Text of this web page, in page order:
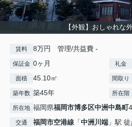
【外観】おしゃれな
賃料 8万円 管理/共益費 -
保証金 0ヶ月 礼金
面積 45.10㎡ 間取り
築年数 築45年 所在階
所在地 福岡県福岡市博多区中洲中島町
交通 福岡市空港線 「中洲川端 」駅